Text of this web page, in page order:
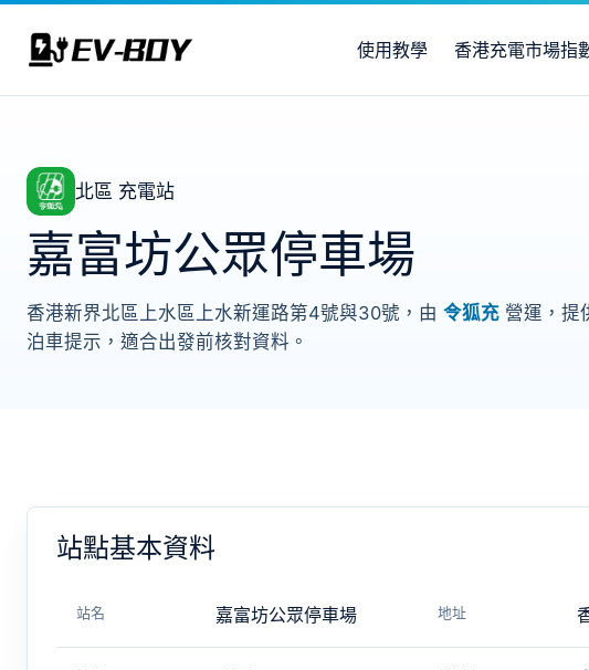
使用教學 香港充電市場指
北區 充電站
嘉富坊公眾停車場
香港新界北區上水區上水新運路第4號與30號，由 令狐充 營運，提
泊車提示，適合出發前核對資料。
站點基本資料
站名 嘉富坊公眾停車場 地址